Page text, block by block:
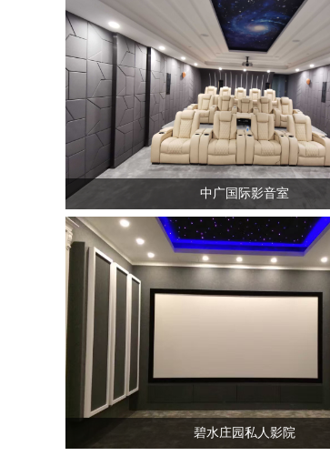
中广国际影音室
碧水庄园私人影院